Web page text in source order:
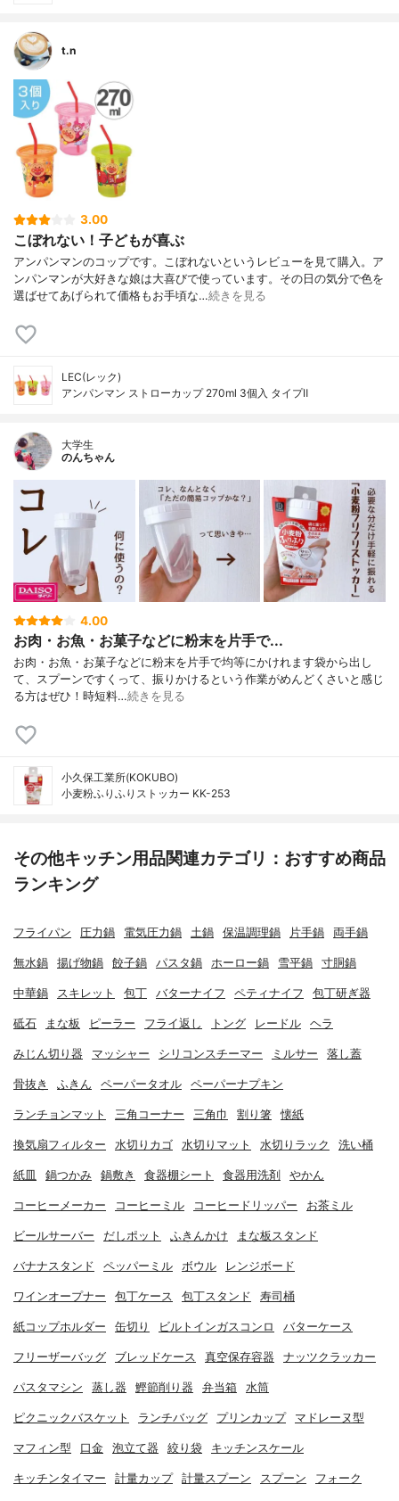
t.n
3.00
こぼれない！子どもが喜ぶ
アンパンマンのコップです。こぼれないというレビューを見て購入。ア
ンパンマンが大好きな娘は大喜びで使っています。その日の気分で色を
選ばせてあげられて価格もお手頃な…続きを見る
LEC(レック)
アンパンマン ストローカップ 270ml 3個入 タイプⅡ
大学生
のんちゃん
4.00
お肉・お魚・お菓子などに粉末を片手で...
お肉・お魚・お菓子などに粉末を片手で均等にかけれます袋から出し
て、スプーンですくって、振りかけるという作業がめんどくさいと感じ
る方はぜひ！時短料…続きを見る
小久保工業所(KOKUBO)
小麦粉ふりふりストッカー KK-253
その他キッチン用品関連カテゴリ：おすすめ商品
ランキング
フライパン 圧力鍋 電気圧力鍋 土鍋 保温調理鍋 片手鍋 両手鍋
無水鍋 揚げ物鍋 餃子鍋 パスタ鍋 ホーロー鍋 雪平鍋 寸胴鍋
中華鍋 スキレット 包丁 バターナイフ ペティナイフ 包丁研ぎ器
砥石 まな板 ピーラー フライ返し トング レードル ヘラ
みじん切り器 マッシャー シリコンスチーマー ミルサー 落し蓋
骨抜き ふきん ペーパータオル ペーパーナプキン
ランチョンマット 三角コーナー 三角巾 割り箸 懐紙
換気扇フィルター 水切りカゴ 水切りマット 水切りラック 洗い桶
紙皿 鍋つかみ 鍋敷き 食器棚シート 食器用洗剤 やかん
コーヒーメーカー コーヒーミル コーヒードリッパー お茶ミル
ビールサーバー だしポット ふきんかけ まな板スタンド
バナナスタンド ペッパーミル ボウル レンジボード
ワインオープナー 包丁ケース 包丁スタンド 寿司桶
紙コップホルダー 缶切り ビルトインガスコンロ バターケース
フリーザーバッグ ブレッドケース 真空保存容器 ナッツクラッカー
パスタマシン 蒸し器 鰹節削り器 弁当箱 水筒
ピクニックバスケット ランチバッグ プリンカップ マドレーヌ型
マフィン型 口金 泡立て器 絞り袋 キッチンスケール
キッチンタイマー 計量カップ 計量スプーン スプーン フォーク